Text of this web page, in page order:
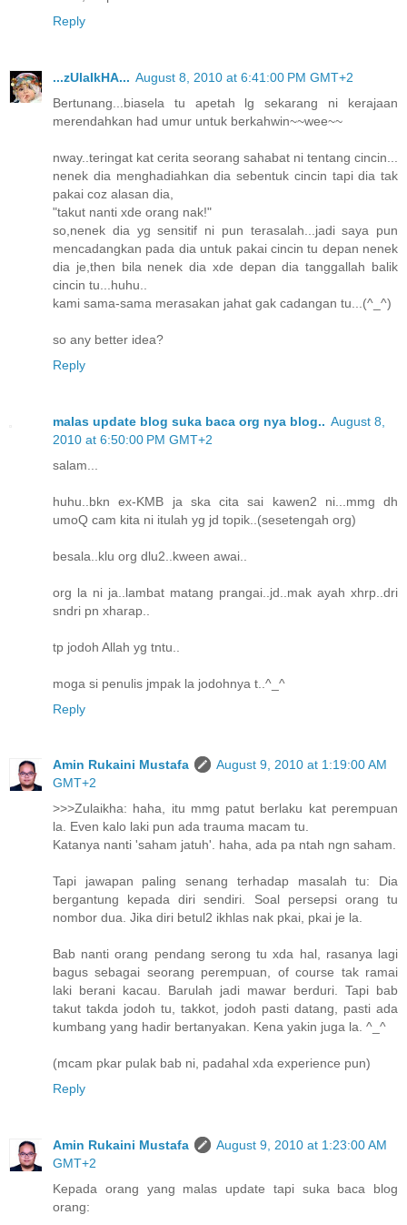
Reply
...zUlaIkHA... August 8, 2010 at 6:41:00 PM GMT+2
Bertunang...biasela tu apetah lg sekarang ni kerajaan
merendahkan had umur untuk berkahwin~~wee~~
nway..teringat kat cerita seorang sahabat ni tentang cincin...
nenek dia menghadiahkan dia sebentuk cincin tapi dia tak
pakai coz alasan dia,
"takut nanti xde orang nak!"
so,nenek dia yg sensitif ni pun terasalah...jadi saya pun
mencadangkan pada dia untuk pakai cincin tu depan nenek
dia je,then bila nenek dia xde depan dia tanggallah balik
cincin tu...huhu..
kami sama-sama merasakan jahat gak cadangan tu...(^_^)
so any better idea?
Reply
malas update blog suka baca org nya blog.. August 8,
2010 at 6:50:00 PM GMT+2
salam...
huhu..bkn ex-KMB ja ska cita sai kawen2 ni...mmg dh
umoQ cam kita ni itulah yg jd topik..(sesetengah org)
besala..klu org dlu2..kween awai..
org la ni ja..lambat matang prangai..jd..mak ayah xhrp..dri
sndri pn xharap..
tp jodoh Allah yg tntu..
moga si penulis jmpak la jodohnya t..^_^
Reply
Amin Rukaini Mustafa
August 9, 2010 at 1:19:00 AM
GMT+2
>>>Zulaikha: haha, itu mmg patut berlaku kat perempuan
la. Even kalo laki pun ada trauma macam tu.
Katanya nanti 'saham jatuh'. haha, ada pa ntah ngn saham.
Tapi jawapan paling senang terhadap masalah tu: Dia
bergantung kepada diri sendiri. Soal persepsi orang tu
nombor dua. Jika diri betul2 ikhlas nak pkai, pkai je la.
Bab nanti orang pendang serong tu xda hal, rasanya lagi
bagus sebagai seorang perempuan, of course tak ramai
laki berani kacau. Barulah jadi mawar berduri. Tapi bab
takut takda jodoh tu, takkot, jodoh pasti datang, pasti ada
kumbang yang hadir bertanyakan. Kena yakin juga la. ^_^
(mcam pkar pulak bab ni, padahal xda experience pun)
Reply
Amin Rukaini Mustafa
August 9, 2010 at 1:23:00 AM
GMT+2
Kepada orang yang malas update tapi suka baca blog
orang: